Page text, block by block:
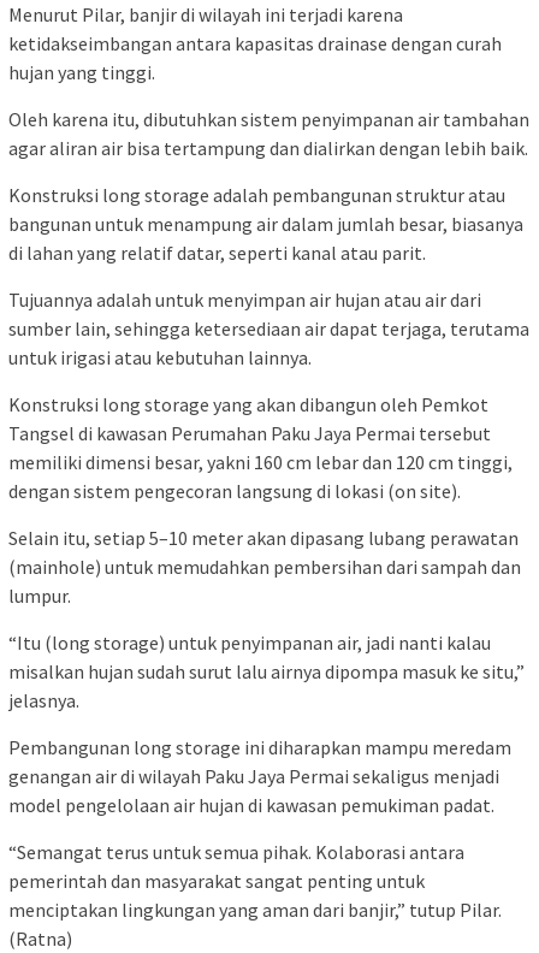
Menurut Pilar, banjir di wilayah ini terjadi karena
ketidakseimbangan antara kapasitas drainase dengan curah
hujan yang tinggi.
Oleh karena itu, dibutuhkan sistem penyimpanan air tambahan
agar aliran air bisa tertampung dan dialirkan dengan lebih baik.
Konstruksi long storage adalah pembangunan struktur atau
bangunan untuk menampung air dalam jumlah besar, biasanya
di lahan yang relatif datar, seperti kanal atau parit.
Tujuannya adalah untuk menyimpan air hujan atau air dari
sumber lain, sehingga ketersediaan air dapat terjaga, terutama
untuk irigasi atau kebutuhan lainnya.
Konstruksi long storage yang akan dibangun oleh Pemkot
Tangsel di kawasan Perumahan Paku Jaya Permai tersebut
memiliki dimensi besar, yakni 160 cm lebar dan 120 cm tinggi,
dengan sistem pengecoran langsung di lokasi (on site).
Selain itu, setiap 5–10 meter akan dipasang lubang perawatan
(mainhole) untuk memudahkan pembersihan dari sampah dan
lumpur.
“Itu (long storage) untuk penyimpanan air, jadi nanti kalau
misalkan hujan sudah surut lalu airnya dipompa masuk ke situ,”
jelasnya.
Pembangunan long storage ini diharapkan mampu meredam
genangan air di wilayah Paku Jaya Permai sekaligus menjadi
model pengelolaan air hujan di kawasan pemukiman padat.
“Semangat terus untuk semua pihak. Kolaborasi antara
pemerintah dan masyarakat sangat penting untuk
menciptakan lingkungan yang aman dari banjir,” tutup Pilar.
(Ratna)